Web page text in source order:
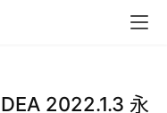
2022.1.3 永